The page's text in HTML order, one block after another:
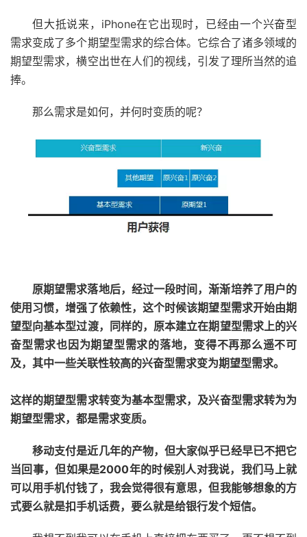
但大抵说来，iPhone在它出现时，已经由一个兴奋型
需求变成了多个期望型需求的综合体。它综合了诸多领域的
期望型需求，横空出世在人们的视线，引发了理所当然的追
捧。
那么需求是如何，并何时变质的呢？
原期望需求落地后，经过一段时间，渐渐培养了用户的
使用习惯，增强了依赖性，这个时候该期望型需求开始由期
望型向基本型过渡，同样的，原本建立在期望型需求上的兴
奋型需求也因为期望型需求的落地，变得不再那么遥不可
及，其中一些关联性较高的兴奋型需求变为期望型需求。
这样的期望型需求转变为基本型需求，及兴奋型需求转为为
期望型需求，都是需求变质。
移动支付是近几年的产物，但大家似乎已经早已不把它
当回事，但如果是2000年的时候别人对我说，我们马上就
可以用手机付钱了，我会觉得很有意思，但我能够想象的方
式要么就是扣手机话费，要么就是给银行发个短信。